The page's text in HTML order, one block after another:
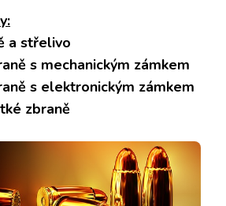
a střelivo
s mechanickým zámkem
s elektronickým zámkem
zbraně